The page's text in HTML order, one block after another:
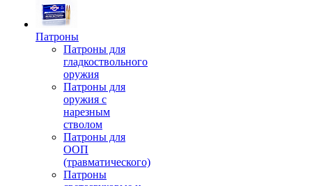
Патроны
Патроны для
гладкоствольного
оружия
Патроны для
оружия с
нарезным
стволом
Патроны для
ООП
(травматического)
Патроны